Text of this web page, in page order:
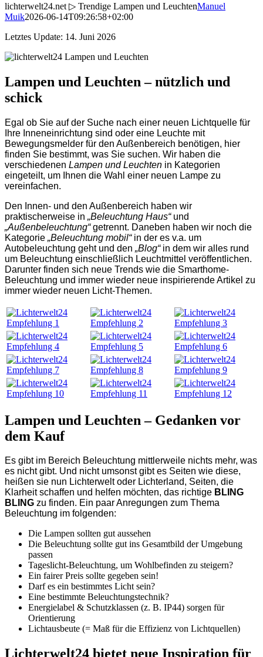
lichterwelt24.net ▷ Trendige Lampen und LeuchtenManuel
Muik2026-06-14T09:26:58+02:00
Letztes Update: 14. Juni 2026
Lampen und Leuchten – nützlich und
schick
Egal ob Sie auf der Suche nach einer neuen Lichtquelle für
Ihre Inneneinrichtung sind oder eine Leuchte mit
Bewegungsmelder für den Außenbereich benötigen, hier
finden Sie bestimmt, was Sie suchen. Wir haben die
verschiedenen Lampen und Leuchten in Kategorien
eingeteilt, um Ihnen die Wahl einer neuen Lampe zu
vereinfachen.
Den Innen- und den Außenbereich haben wir
praktischerweise in „Beleuchtung Haus“und
„Außenbeleuchtung“getrennt. Daneben haben wir noch die
Kategorie „Beleuchtung mobil“in der es v.a. um
Autobeleuchtung geht und den „Blog“in dem wir alles rund
um Beleuchtung einschließlich Leuchtmittel veröffentlichen.
Darunter finden sich neue Trends wie die Smarthome-
Beleuchtung und immer wieder neue inspirierende Artikel zu
immer wieder neuen Licht-Themen.
Lampen und Leuchten – Gedanken vor
dem Kauf
Es gibt im Bereich Beleuchtung mittlerweile nichts mehr, was
es nicht gibt. Und nicht umsonst gibt es Seiten wie diese,
heißen sie nun Lichterwelt oder Lichterland, Seiten, die
Klarheit schaffen und helfen möchten, das richtige BLING
BLING zu finden. Ein paar Anregungen zum Thema
Beleuchtung im folgenden:
Die Lampen sollten gut aussehen
Die Beleuchtung sollte gut ins Gesamtbild der Umgebung
passen
Tageslicht-Beleuchtung, um Wohlbefinden zu steigern?
Ein fairer Preis sollte gegeben sein!
Darf es ein bestimmtes Licht sein?
Eine bestimmte Beleuchtungstechnik?
Energielabel & Schutzklassen (z. B. IP44) sorgen für
Orientierung
Lichtausbeute (= Maß für die Effizienz von Lichtquellen)
Lichterwelt24 bietet neue Inspiration für